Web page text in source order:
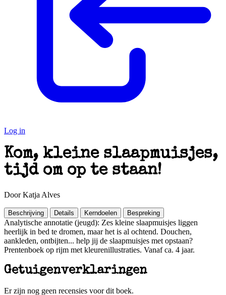
Log in
Kom, kleine slaapmuisjes,
tijd om op te staan!
Door Katja Alves
Beschrijving Details Kerndoelen Bespreking
Analytische annotatie (jeugd): Zes kleine slaapmuisjes liggen
heerlijk in bed te dromen, maar het is al ochtend. Douchen,
aankleden, ontbijten... help jij de slaapmuisjes met opstaan?
Prentenboek op rijm met kleurenillustraties. Vanaf ca. 4 jaar.
Getuigenverklaringen
Er zijn nog geen recensies voor dit boek.